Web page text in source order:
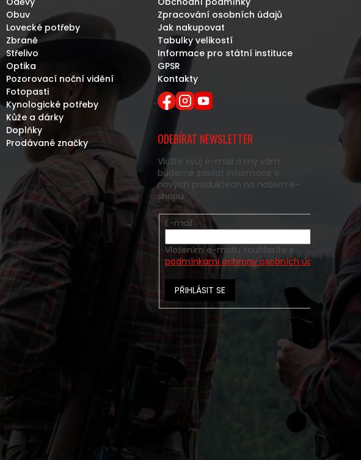
V
Ý
P
U
Obuv
Lovecké potřeby
Zbraně
Střelivo
Optika
Pozorovací noční vidění
Fotopasti
Kynologické potřeby
Kůže a dárky
Doplňky
Prodávané značky
Zpracování osobních údajů
Jak nakupovat
Tabulky velikostí
Informace pro státní instituce
GPSR
Kontakty
ODEBÍRAT NEWSLETTER
Vložte svůj e-mail a my vám
budeme zasílat informace o
nových produktech na našem e-
shopu.
E-mail
Vložením e-mailu souhlasíte s
podmínkami ochrany osobních údajů
PŘIHLÁSIT SE